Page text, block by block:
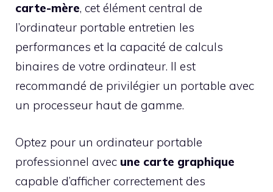
carte-mère, cet élément central de
l’ordinateur portable entretien les
performances et la capacité de calculs
binaires de votre ordinateur. Il est
recommandé de privilégier un portable avec
un processeur haut de gamme.
Optez pour un ordinateur portable
professionnel avec une carte graphique
capable d’afficher correctement des